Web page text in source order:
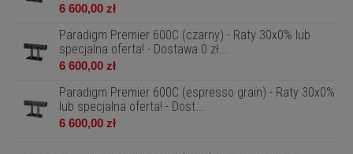
6 600,00 zł
Paradigm Premier 600C (czarny) - Raty 30x0% lub
specjalna oferta! - Dostawa 0 zł...
6 600,00 zł
Paradigm Premier 600C (espresso grain) - Raty 30x0%
lub specjalna oferta! - Dost...
6 600,00 zł